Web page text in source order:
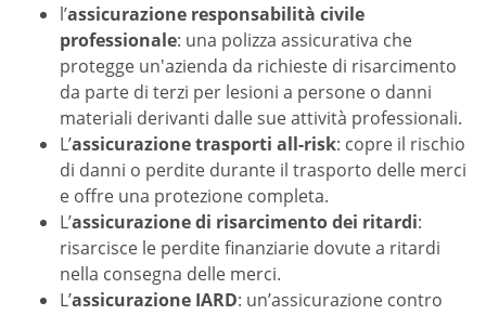
l’assicurazione responsabilità civile
professionale: una polizza assicurativa che
protegge un'azienda da richieste di risarcimento
da parte di terzi per lesioni a persone o danni
materiali derivanti dalle sue attività professionali.
L’assicurazione trasporti all-risk: copre il rischio
di danni o perdite durante il trasporto delle merci
e offre una protezione completa.
L’assicurazione di risarcimento dei ritardi:
risarcisce le perdite finanziarie dovute a ritardi
nella consegna delle merci.
L’assicurazione IARD: un’assicurazione contro